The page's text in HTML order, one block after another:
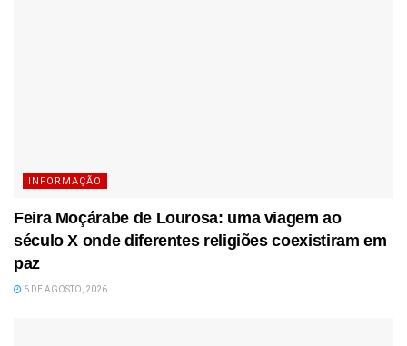
INFORMAÇÃO
Feira Moçárabe de Lourosa: uma viagem ao
século X onde diferentes religiões coexistiram em
paz
6 DE AGOSTO, 2026